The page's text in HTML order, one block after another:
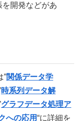
開発などがあ
”関係データ学
時系列データ解
グラフデータ処理ア
への応用“に詳細を